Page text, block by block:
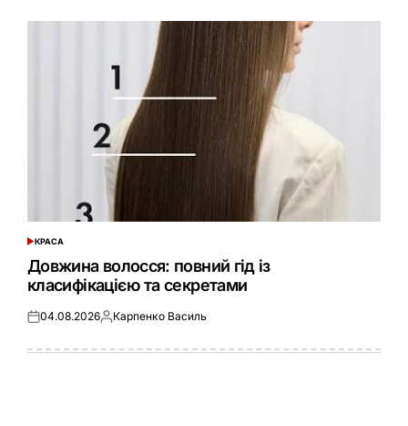
ОПУБЛІКУВАТИ
КРАСА
Довжина волосся: повний гід із
класифікацією та секретами
Оприлюднено
04.08.2026Опубліковано
Карпенко Василь